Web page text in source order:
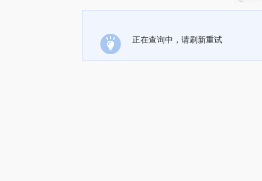
正在查询中，请刷新重试